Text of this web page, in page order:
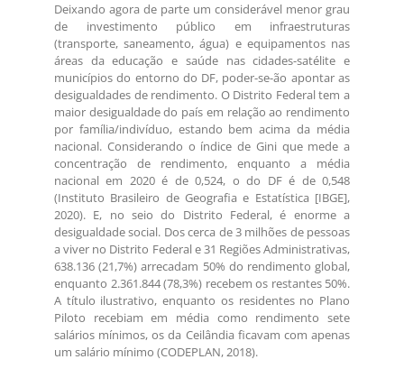
Deixando agora de parte um considerável menor grau
de investimento público em infraestruturas
(transporte, saneamento, água) e equipamentos nas
áreas da educação e saúde nas cidades-satélite e
municípios do entorno do DF, poder-se-ão apontar as
desigualdades de rendimento. O Distrito Federal tem a
maior desigualdade do país em relação ao rendimento
por família/indivíduo, estando bem acima da média
nacional. Considerando o índice de Gini que mede a
concentração de rendimento, enquanto a média
nacional em 2020 é de 0,524, o do DF é de 0,548
(Instituto Brasileiro de Geografia e Estatística [IBGE],
2020). E, no seio do Distrito Federal, é enorme a
desigualdade social. Dos cerca de 3 milhões de pessoas
a viver no Distrito Federal e 31 Regiões Administrativas,
638.136 (21,7%) arrecadam 50% do rendimento global,
enquanto 2.361.844 (78,3%) recebem os restantes 50%.
A título ilustrativo, enquanto os residentes no Plano
Piloto recebiam em média como rendimento sete
salários mínimos, os da Ceilândia ficavam com apenas
um salário mínimo (CODEPLAN, 2018).